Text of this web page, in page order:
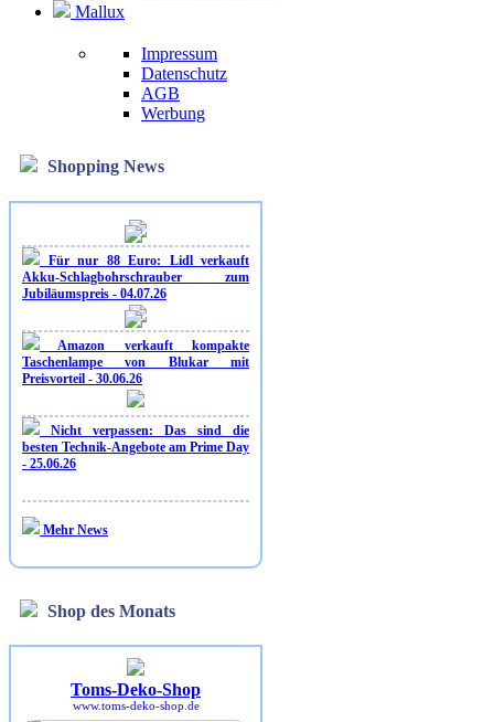
Mallux
Impressum
Datenschutz
AGB
Werbung
Shopping News
Für nur 88 Euro: Lidl verkauft
Akku-Schlagbohrschrauber zum
Jubiläumspreis - 04.07.26
Amazon verkauft kompakte
Taschenlampe von Blukar mit
Preisvorteil - 30.06.26
Nicht verpassen: Das sind die
besten Technik-Angebote am Prime Day
- 25.06.26
Mehr News
Shop des Monats
Toms-Deko-Shop
www.toms-deko-shop.de